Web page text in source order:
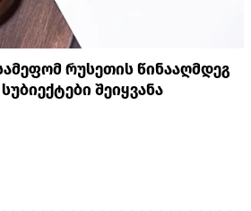
რუსეთის წინააღმდეგ
შეიყვანა